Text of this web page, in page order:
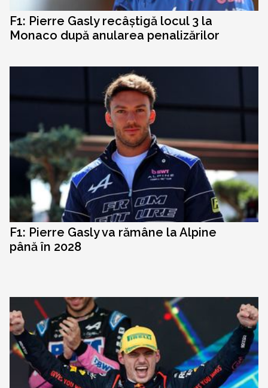
F1: Pierre Gasly recâștigă locul 3 la
Monaco după anularea penalizărilor
F1: Pierre Gasly va rămâne la Alpine
până în 2028